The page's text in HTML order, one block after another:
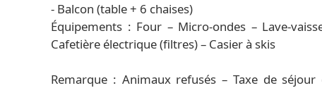
- Balcon (table + 6 chaises)
Équipements : Four – Micro-ondes – Lave-
Cafetière électrique (filtres) – Casier à skis
Remarque : Animaux refusés – Taxe de